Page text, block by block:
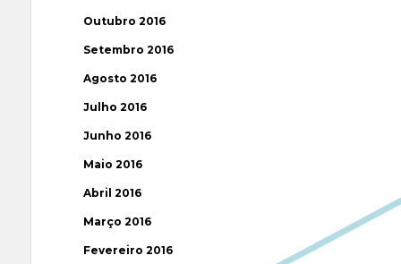
Outubro 2016
Setembro 2016
Agosto 2016
Julho 2016
Junho 2016
Maio 2016
Abril 2016
Março 2016
Fevereiro 2016